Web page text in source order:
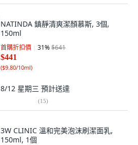
NATINDA 鎮靜清爽潔顏慕斯, 3個,
150ml
首購折扣價 31%$641
$441
($9.80/10ml)
8/12 星期三 預計送達
(15)
3W CLINIC 溫和完美泡沫刷潔面乳,
150ml, 1個